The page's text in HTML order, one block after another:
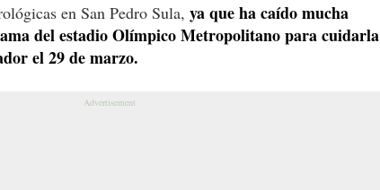
en San Pedro Sula, ya que ha caído mucha
del estadio Olímpico Metropolitano para cuidarla
el 29 de marzo.